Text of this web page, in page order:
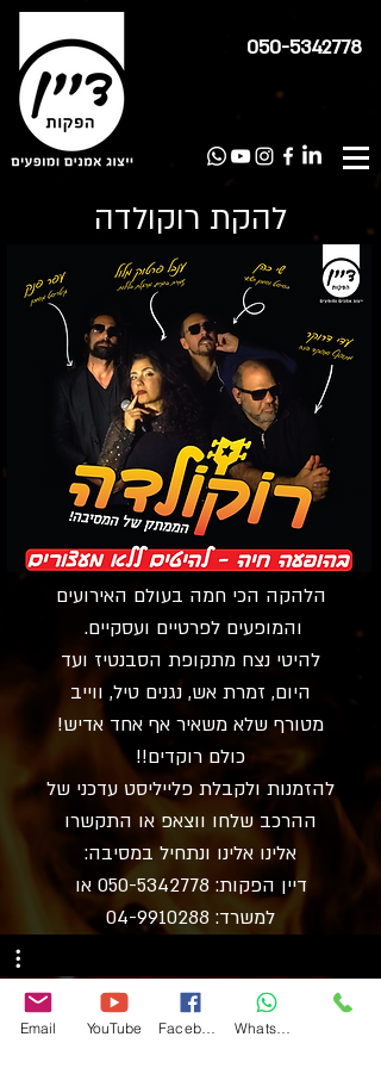
050-5342778
להקת רוקולדה
הלהקה הכי חמה בעולם האירועים
והמופעים לפרטיים ועסקיים.
להיטי נצח מתקופת הסבנטיז ועד
היום, זמרת אש, נגנים טיל, ווייב
מטורף שלא משאיר אף אחד אדיש!
כולם רוקדים!!
להזמנות ולקבלת פלייליסט עדכני של
ההרכב שלחו ווצאפ או התקשרו
אלינו אלינו ונתחיל במסיבה:
דיין הפקות: 050-5342778 או
למשרד: 04-9910288
Email YouTube